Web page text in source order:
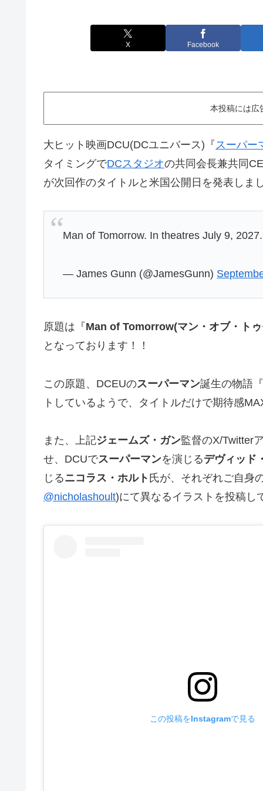
X Facebook
本投稿には広
大ヒット映画DCU(DCユニバース)『 スーパー
タイミングでDCスタジオの共同会長兼共同
が次回作のタイトルと米国公開日を発表しま
Man of Tomorrow. In theatres July 9,
— James Gunn (@JamesGunn)
原題は『Man of Tomorrow(マン・オブ・ト
となっております！！
この原題、DCEUのスーパーマン誕生の物語『
トしているようで、タイトルだけで期待感
また、上記ジェームズ・ガン監督のX/Twitter
せ、DCUでスーパーマンを演じるデヴィッド
じるニコラス・ホルト 氏が、それぞれご自身
@nicholashoult)にて異なるイラストを投稿し
この投稿をInstagramで見る